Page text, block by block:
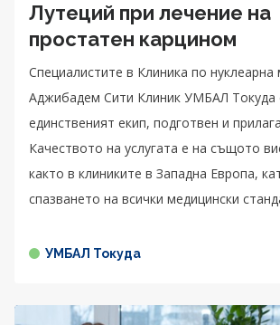
Лутеций при лечение на
простатен карцином
Специалистите в Клиника по нуклеарна
Аджибадем Сити Клиник УМБАЛ Токуда
единственият екип, подготвен и
Качеството на услугата е на същото
както в клиниките в Западна Европа,
спазването на всички медицински
УМБАЛ Токуда